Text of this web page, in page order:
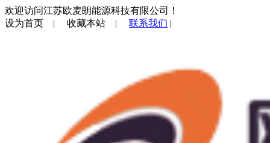
欢迎访问江苏欧麦朗能源科技有限公司！
设为首页 | 收藏本站 | 联系我们 |